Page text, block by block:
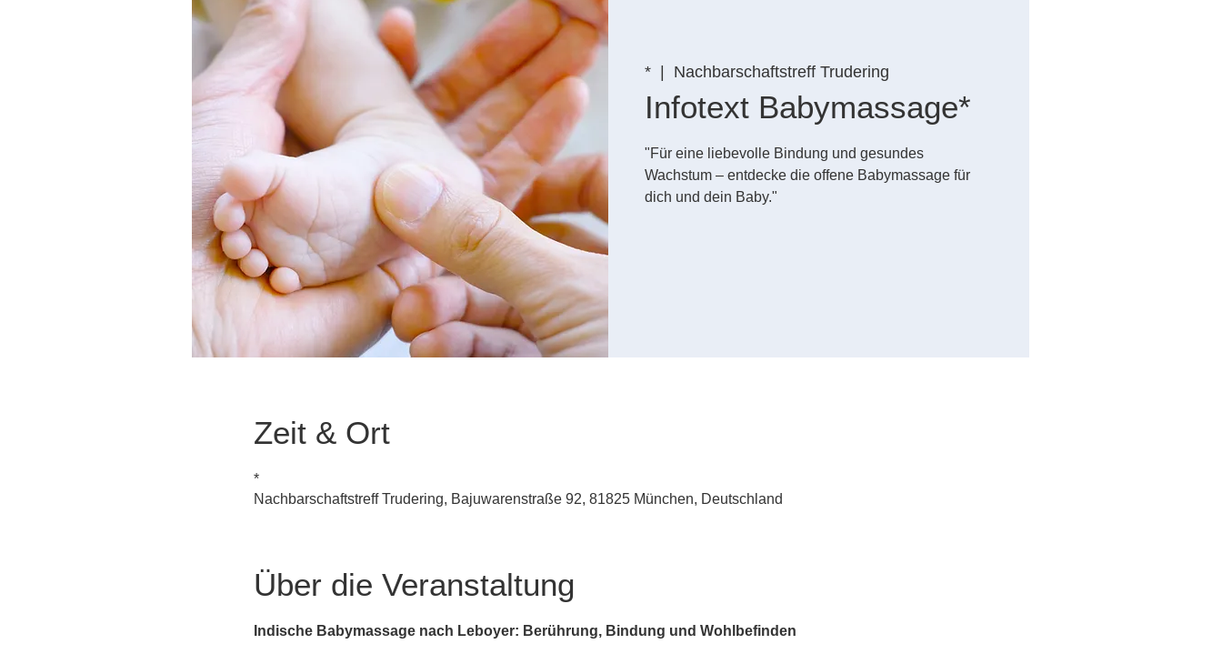
*
  |
Nachbarschaftstreff Trudering
Infotext Babymassage*
"Für eine liebevolle Bindung und gesundes
Wachstum – entdecke die offene Babymassage für
dich und dein Baby."
Zeit & Ort
*
Nachbarschaftstreff Trudering, Bajuwarenstraße 92, 81825 München, Deutschland
Über die Veranstaltung
Indische Babymassage nach Leboyer: Berührung, Bindung und Wohlbefinden